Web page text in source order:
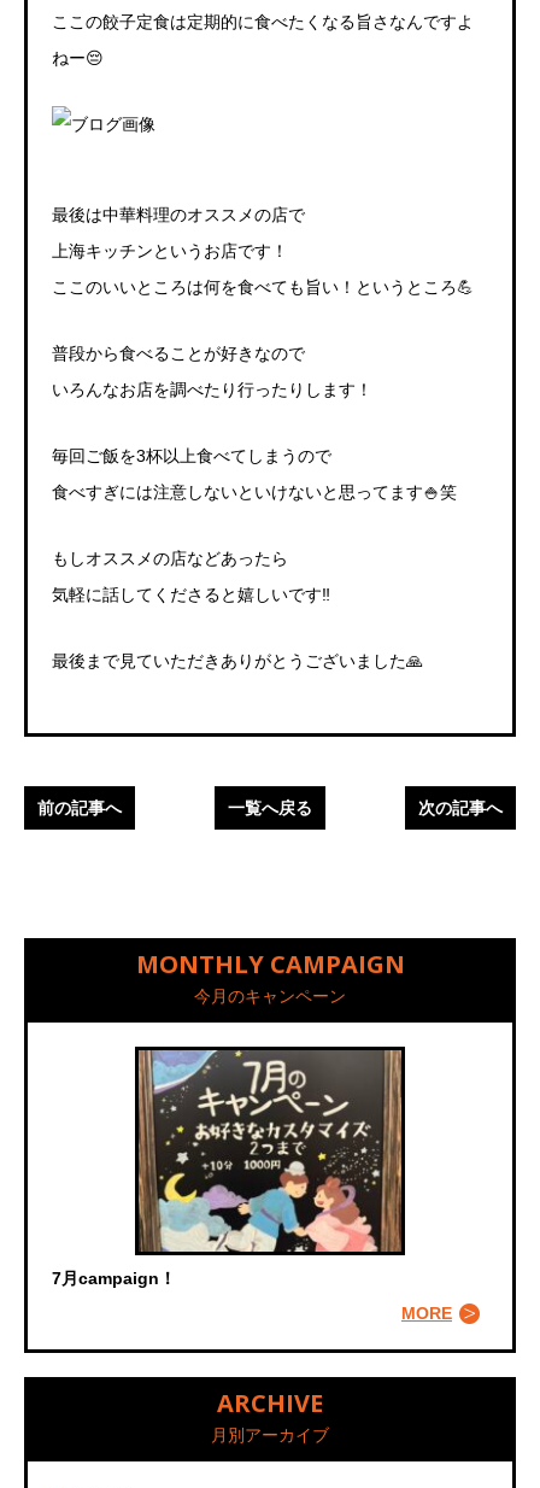
ここの餃子定食は定期的に食べたくなる旨さなんですよ
ねー😔
最後は中華料理のオススメの店で
上海キッチンというお店です！
ここのいいところは何を食べても旨い！というところ💪
普段から食べることが好きなので
いろんなお店を調べたり行ったりします！
毎回ご飯を3杯以上食べてしまうので
食べすぎには注意しないといけないと思ってます🍚笑
もしオススメの店などあったら
気軽に話してくださると嬉しいです‼
最後まで見ていただきありがとうございました🙏
前の記事へ 一覧へ戻る 次の記事へ
MONTHLY CAMPAIGN
今月のキャンペーン
7月campaign！
MORE
ARCHIVE
月別アーカイブ